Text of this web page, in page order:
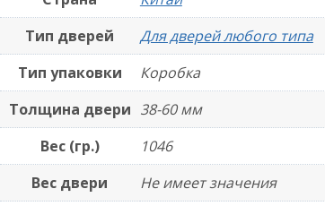
Тип дверей
Для дверей любого типа
Тип упаковки
Коробка
Толщина двери 38-60 мм
Вес (гр.)
1046
Вес двери
Не имеет значения